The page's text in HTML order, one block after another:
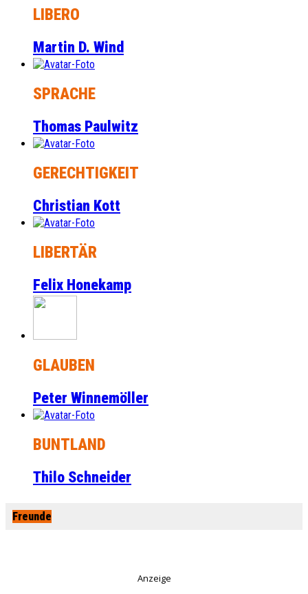
LIBERO
Martin D. Wind
SPRACHE
Thomas Paulwitz
GERECHTIGKEIT
Christian Kott
LIBERTÄR
Felix Honekamp
GLAUBEN
Peter Winnemöller
BUNTLAND
Thilo Schneider
Freunde
Anzeige